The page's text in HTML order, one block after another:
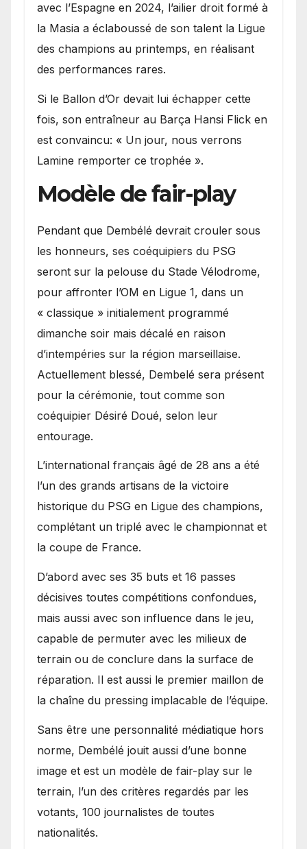
avec l’Espagne en 2024, l’ailier droit formé à
la Masia a éclaboussé de son talent la Ligue
des champions au printemps, en réalisant
des performances rares.
Si le Ballon d’Or devait lui échapper cette
fois, son entraîneur au Barça Hansi Flick en
est convaincu: « Un jour, nous verrons
Lamine remporter ce trophée ».
Modèle de fair-play
Pendant que Dembélé devrait crouler sous
les honneurs, ses coéquipiers du PSG
seront sur la pelouse du Stade Vélodrome,
pour affronter l’OM en Ligue 1, dans un
« classique » initialement programmé
dimanche soir mais décalé en raison
d’intempéries sur la région marseillaise.
Actuellement blessé, Dembelé sera présent
pour la cérémonie, tout comme son
coéquipier Désiré Doué, selon leur
entourage.
L’international français âgé de 28 ans a été
l’un des grands artisans de la victoire
historique du PSG en Ligue des champions,
complétant un triplé avec le championnat et
la coupe de France.
D’abord avec ses 35 buts et 16 passes
décisives toutes compétitions confondues,
mais aussi avec son influence dans le jeu,
capable de permuter avec les milieux de
terrain ou de conclure dans la surface de
réparation. Il est aussi le premier maillon de
la chaîne du pressing implacable de l’équipe.
Sans être une personnalité médiatique hors
norme, Dembélé jouit aussi d’une bonne
image et est un modèle de fair-play sur le
terrain, l’un des critères regardés par les
votants, 100 journalistes de toutes
nationalités.